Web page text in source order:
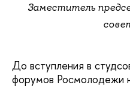
Заместитель
До вступления в
форумов Росмолодежи